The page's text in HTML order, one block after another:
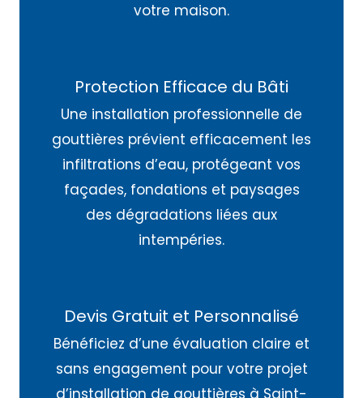
votre maison.
Protection Efficace du Bâti
Une installation professionnelle de
gouttières prévient efficacement les
infiltrations d’eau, protégeant vos
façades, fondations et paysages
des dégradations liées aux
intempéries.
Devis Gratuit et Personnalisé
Bénéficiez d’une évaluation claire et
sans engagement pour votre projet
d’installation de gouttières à Saint-